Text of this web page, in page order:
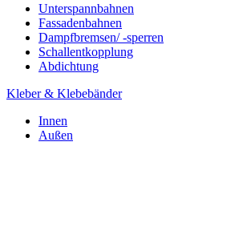
Unterspannbahnen
Fassadenbahnen
Dampfbremsen/ -sperren
Schallentkopplung
Abdichtung
Kleber & Klebebänder
Innen
Außen